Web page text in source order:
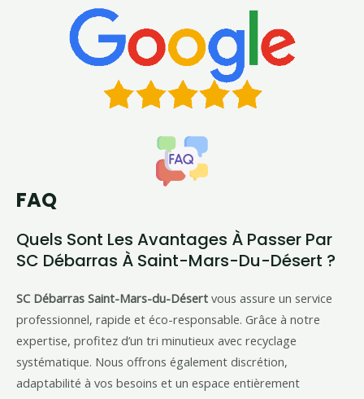
FAQ
Quels Sont Les Avantages À Passer Par
SC Débarras À Saint-Mars-Du-Désert ?
SC Débarras Saint-Mars-du-Désert vous assure un service
professionnel, rapide et éco-responsable. Grâce à notre
expertise, profitez d’un tri minutieux avec recyclage
systématique. Nous offrons également discrétion,
adaptabilité à vos besoins et un espace entièrement